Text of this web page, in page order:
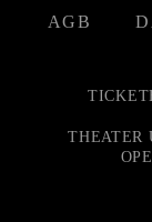
AGB
THEATER